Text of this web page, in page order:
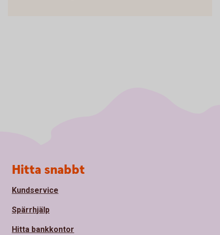
Sidfot
Hitta snabbt
Kundservice
Spärrhjälp
Hitta bankkontor